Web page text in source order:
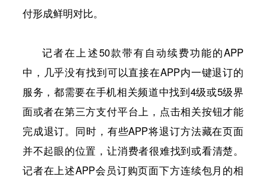
付形成鲜明对比。
记者在上述50款带有自动续费功能的APP
中，几乎没有找到可以直接在APP内一键退订的
服务，都需要在手机相关频道中找到4级或5级界
面或者在第三方支付平台上，点击相关按钮才能
完成退订。同时，有些APP将退订方法藏在页面
并不起眼的位置，让消费者很难找到或看清楚。
记者在上述APP会员订购页面下方连续包月的相